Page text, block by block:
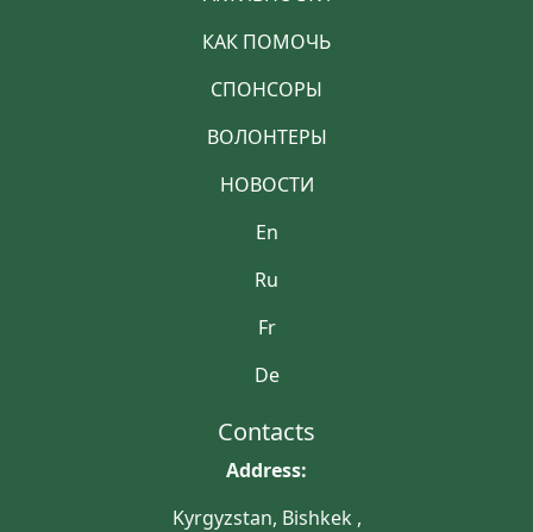
КАК ПОМОЧЬ
СПОНСОРЫ
ВОЛОНТЕРЫ
НОВОСТИ
En
Ru
Fr
De
Contacts
Address:
Kyrgyzstan, Bishkek ,